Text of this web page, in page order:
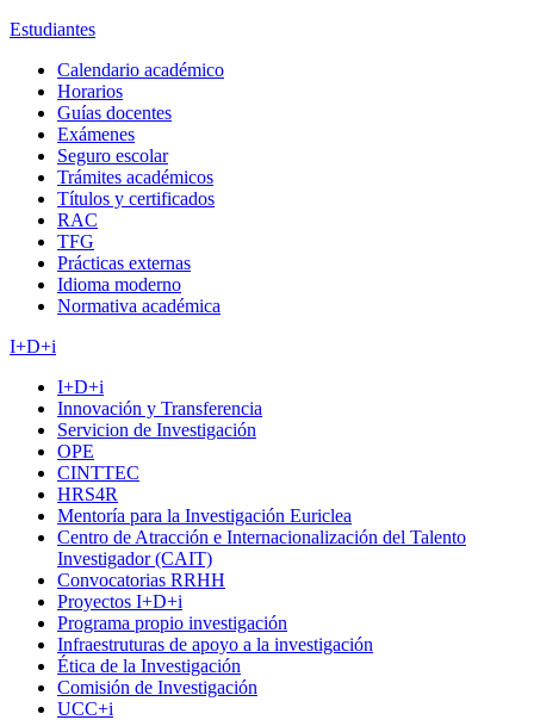
Estudiantes
Calendario académico
Horarios
Guías docentes
Exámenes
Seguro escolar
Trámites académicos
Títulos y certificados
RAC
TFG
Prácticas externas
Idioma moderno
Normativa académica
I+D+i
I+D+i
Innovación y Transferencia
Servicion de Investigación
OPE
CINTTEC
HRS4R
Mentoría para la Investigación Euriclea
Centro de Atracción e Internacionalización del Talento
Investigador (CAIT)
Convocatorias RRHH
Proyectos I+D+i
Programa propio investigación
Infraestruturas de apoyo a la investigación
Ética de la Investigación
Comisión de Investigación
UCC+i